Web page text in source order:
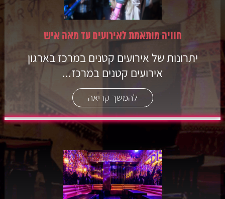
חוויה מותאמת לאירועים עד מאה איש
יתרונות של אירועים קטנים במרכז בארגון
אירועים קטנים במרכז...
להמשך קריאה